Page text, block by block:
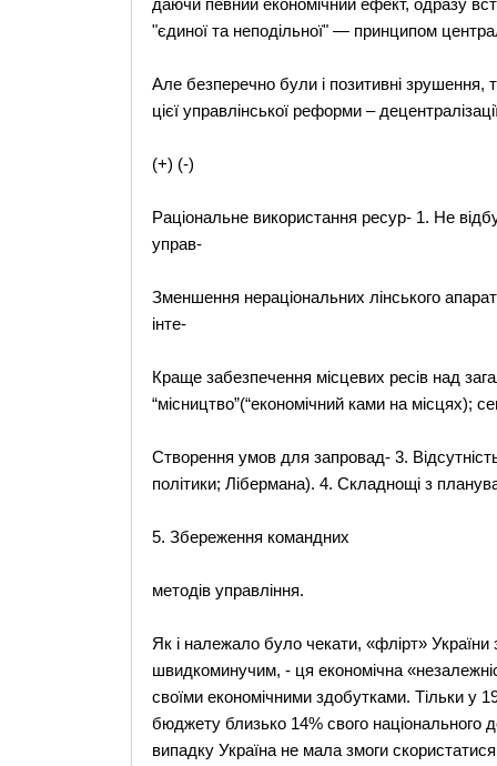
даючи певний економічний ефект, одразу
"єдиної та неподільної" — принципом
Але безперечно були і позитивні зрушення,
цієї управлінської реформи –
(+) (-)
Раціональне використання ресур- 1. Не
управ-
Зменшення нераціональних лінського
інте-
Краще забезпечення місцевих ресів над
“місництво”(“економічний ками на місцях);
Створення умов для запровад- 3.
політики; Лібермана). 4. Складнощі з
5. Збереження командних
методів управління.
Як і належало було чекати, «флірт»
швидкоминучим, - ця економічна
своїми економічними здобутками. Тільки у
бюджету близько 14% свого національного
випадку Україна не мала змоги